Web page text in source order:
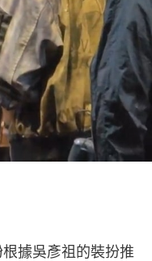
據吳彥祖的裝扮推